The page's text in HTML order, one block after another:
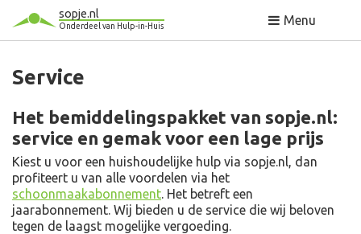
sopje.nl
Onderdeel van Hulp-in-Huis Menu
Service
Het bemiddelingspakket van sopje.nl:
service en gemak voor een lage prijs
Kiest u voor een huishoudelijke hulp via sopje.nl, dan
profiteert u van alle voordelen via het
schoonmaakabonnement. Het betreft een
jaarabonnement. Wij bieden u de service die wij beloven
tegen de laagst mogelijke vergoeding.